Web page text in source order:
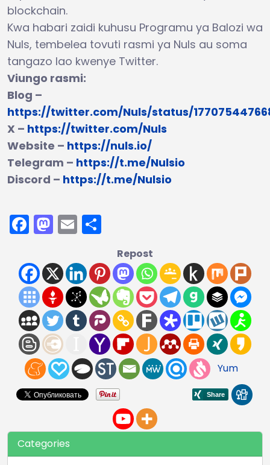
blockchain.
Kwa habari zaidi kuhusu Programu ya Balozi wa
Nuls, tembelea tovuti rasmi ya Nuls au soma
tangazo lao kwenye Twitter.
Viungo rasmi:
Blog –
https://twitter.com/Nuls/status/
X – https://twitter.com/Nuls
Website – https://nuls.io/
Telegram – https://t.me/Nulsio
Discord – https://t.me/Nulsio
Facebook
Mastodon
Email
Repost
Yum
Categories